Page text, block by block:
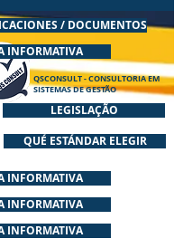
QSCONSULT - CONSULTORIA EM
SISTEMAS DE GESTÃO
LEGISLAÇÃO
QUÉ ESTÁNDAR ELEGIR
INFORMATIVA
INFORMATIVA
INFORMATIVA
/ DOCUMENTOS
INFORMATIVA